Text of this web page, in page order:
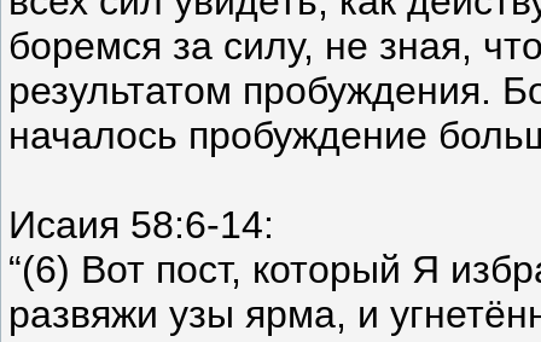
боремся за силу, не зная,
результатом пробуждения.
началось пробуждение
Исаия 58:6-14:
“(6) Вот пост, который Я
развяжи узы ярма, и